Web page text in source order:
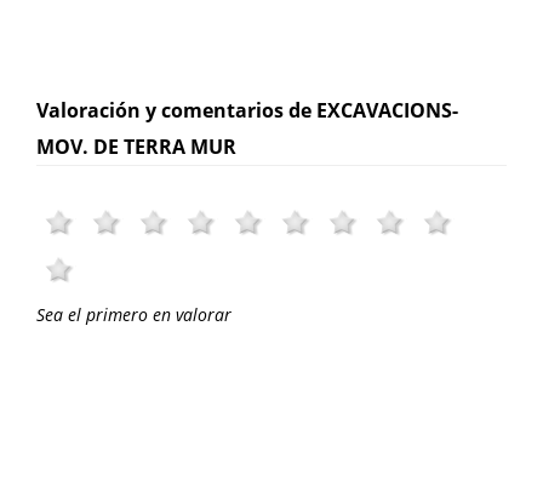
Valoración y comentarios de EXCAVACIONS-
MOV. DE TERRA MUR
Sea el primero en valorar